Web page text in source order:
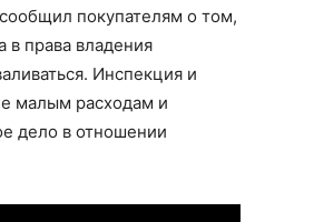
покупателям о том,
в права владения
Инспекция и
малым расходам и
дело в отношении